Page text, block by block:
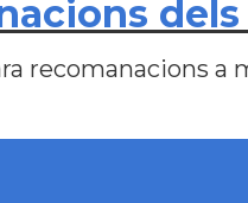
recomanacions a